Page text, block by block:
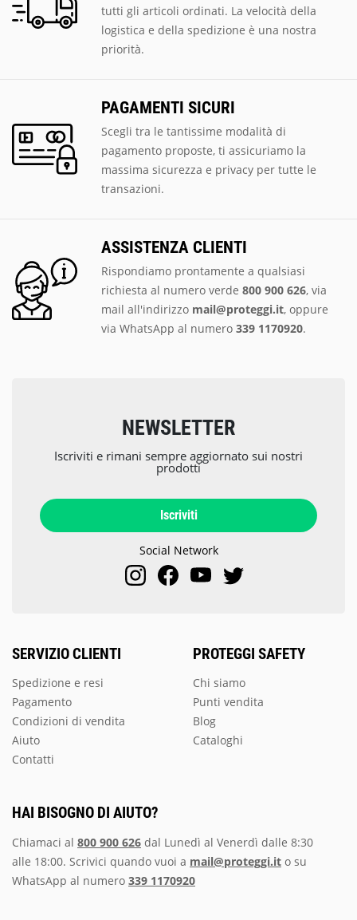
tutti gli articoli ordinati. La velocità della
logistica e della spedizione è una nostra
priorità.
PAGAMENTI SICURI
Scegli tra le tantissime modalità di
pagamento proposte, ti assicuriamo la
massima sicurezza e privacy per tutte le
transazioni.
ASSISTENZA CLIENTI
Rispondiamo prontamente a qualsiasi
richiesta al numero verde 800 900 626, via
mail all'indirizzo mail@proteggi.it, oppure
via WhatsApp al numero 339 1170920.
SERVIZIO CLIENTI
Spedizione e resi
Pagamento
Condizioni di vendita
Aiuto
Contatti
PROTEGGI SAFETY
Chi siamo
Punti vendita
Blog
Cataloghi
NEWSLETTER
Iscriviti e rimani sempre aggiornato sui nostri
prodotti
Iscriviti
Social Network
HAI BISOGNO DI AIUTO?
Chiamaci al 800 900 626 dal Lunedì al Venerdì dalle 8:30
alle 18:00. Scrivici quando vuoi a mail@proteggi.it o su
WhatsApp al numero 339 1170920